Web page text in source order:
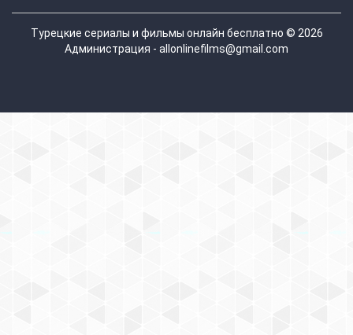
Турецкие сериалы и фильмы онлайн бесплатно © 2026
Администрация - allonlinefilms@gmail.com